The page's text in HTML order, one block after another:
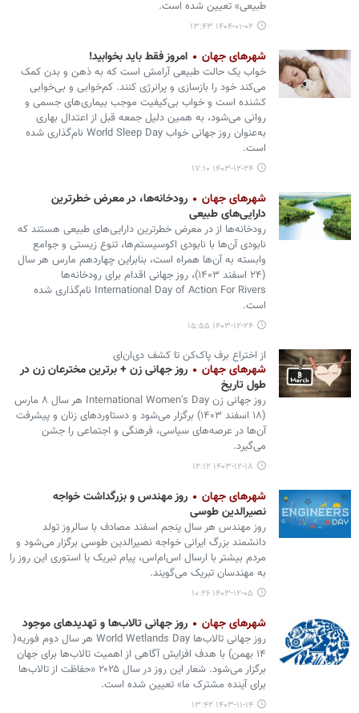
طبیعی» تعیین شده است.
۱۴۰۴-۰۱-۰۲ ۱۳:۴۳
شهرهای جهان امروز فقط باید بخوابید!
خواب یک حالت طبیعی آرامش است که به ذهن و بدن کمک
می‌کند خود را بازسازی و پرانرژی کنند. کم‌خوابی و بی‌خوابی
کشنده است و خواب بی‌کیفیت موجب بیماری‌های جسمی و
روانی می‌شود، به همین دلیل جمعه قبل از اعتدال بهاری
به‌عنوان روز جهانی خواب World Sleep Day نام‌گذاری شده
است.
۱۴۰۳-۱۲-۲۴ ۱۷:۱۰
شهرهای جهان
رودخانه‌ها، در معرض خطرترین
دارایی‌های طبیعی
رودخانه‌ها از در معرض خطرترین دارایی‌های طبیعی هستند که
نابودی آن‌ها با نابودی اکوسیستم‌ها، تنوع زیستی و جوامع
وابسته به آن‌ها همراه است، بنابراین چهاردهم مارس هر سال
(۲۴ اسفند ۱۴۰۳)، روز جهانی اقدام برای رودخانه‌ها
International Day of Action For Rivers نام‌گذاری شده
است.
۱۴۰۳-۱۲-۲۴ ۱۵:۵۵
از اختراع برف پاک‌کن تا کشف دی‌ان‌ای
شهرهای جهان
روز جهانی زن + برترین مخترعان زن در
طول تاریخ
روز جهانی زن International Women’s Day هر سال ۸ مارس
(۱۸ اسفند ۱۴۰۳) برگزار می‌شود و دستاوردهای زنان و پیشرفت
آن‌ها در عرصه‌های سیاسی، فرهنگی و اجتماعی را جشن
می‌گیرد.
۱۴۰۳-۱۲-۱۸ ۱۲:۱۲
شهرهای جهان
روز مهندس و بزرگداشت خواجه‌
نصیرالدین طوسی
روز مهندس هر سال پنجم اسفند مصادف با سالروز تولد
دانشمند بزرگ ایرانی خواجه نصیرالدین طوسی برگزار می‌شود و
مردم بیشتر با ارسال اس‌ام‌اس، پیام تبریک یا استوری این روز را
به مهندسان تبریک می‌گویند.
۱۴۰۳-۱۲-۰۵ ۱۰:۲۶
شهرهای جهان روز جهانی تالاب‌ها و تهدیدهای موجود
روز جهانی تالاب‌ها World Wetlands Day هر سال دوم فوریه(
۱۴ بهمن) با هدف افزایش آگاهی از اهمیت تالاب‌ها برای جهان
برگزار می‌شود. شعار این روز در سال ۲۰۲۵ «حفاظت از تالاب‌ها
برای آینده مشترک ما» تعیین شده است.
۱۴۰۳-۱۱-۱۴ ۱۳:۴۲